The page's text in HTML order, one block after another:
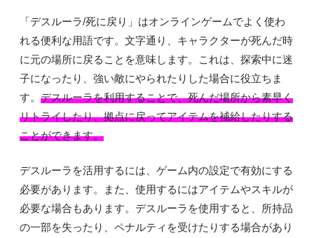
「デスルーラ/死に戻り」はオンラインゲームでよく使わ
れる便利な用語です。文字通り、キャラクターが死んだ時
に元の場所に戻ることを意味します。これは、探索中に迷
子になったり、強い敵にやられたりした場合に役立ちま
す。 デスルーラを利用することで、死んだ場所から素早く
リトライしたり、拠点に戻ってアイテムを補給したりする
ことができます。
デスルーラを活用するには、ゲーム内の設定で有効にする
必要があります。また、使用するにはアイテムやスキルが
必要な場合もあります。デスルーラを使用すると、所持品
の一部を失ったり、ペナルティを受けたりする場合があり